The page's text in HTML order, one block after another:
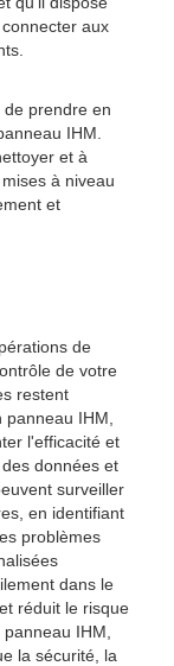
aux
prendre en
IHM.
et à
à niveau
et
de
de votre
restent
IHM,
l'efficacité et
données et
surveiller
en identifiant
problèmes
dans le
réduit le risque
IHM,
la sécurité, la